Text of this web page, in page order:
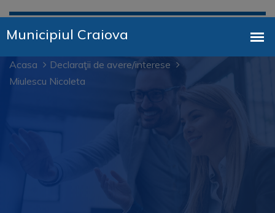
Acasa
Declaraţii de avere/interese
Miulescu Nicoleta